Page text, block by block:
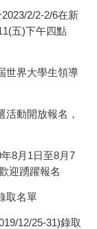
2/2-2/6在新
五)下午四點
世界大學生領導
動開放報名，
8月1日至8月7
迎踴躍報名
取名單
12/25-31)錄取